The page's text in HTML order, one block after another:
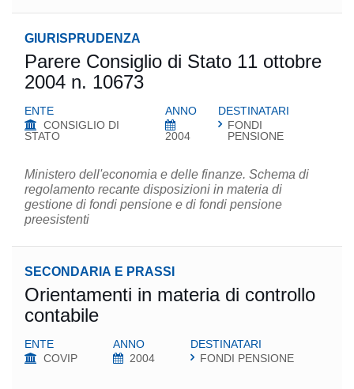
GIURISPRUDENZA
Parere Consiglio di Stato 11 ottobre
2004 n. 10673
ENTE
CONSIGLIO DI
STATO
ANNO
2004
DESTINATARI
FONDI
PENSIONE
Ministero dell'economia e delle finanze. Schema di
regolamento recante disposizioni in materia di
gestione di fondi pensione e di fondi pensione
preesistenti
SECONDARIA E PRASSI
Orientamenti in materia di controllo
contabile
ENTE
COVIP
ANNO
2004
DESTINATARI
FONDI PENSIONE